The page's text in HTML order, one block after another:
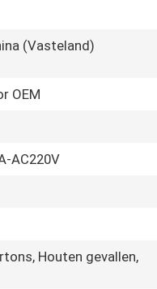
(Vasteland)
OEM
AC220V
Houten gevallen,